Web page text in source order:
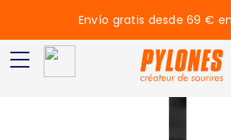
Envío gratis desde 69 €